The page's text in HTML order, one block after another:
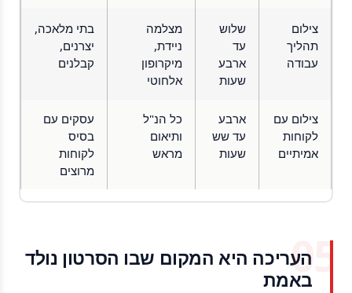
צילום
תהליך
עבודה
שלוש
עד
ארבע
שעות
מצלמה
ניידת,
מיקרופון
אלחוטי
בתי מלאכה,
יצרנים,
קבלנים
צילום עם
לקוחות
אמיתיים
ארבע
עד שש
שעות
כל הנ"ל
ותיאום
מראש
עסקים עם
בסיס
לקוחות
מרוצים
העריכה היא המקום שבו הסרטון נולד
באמת